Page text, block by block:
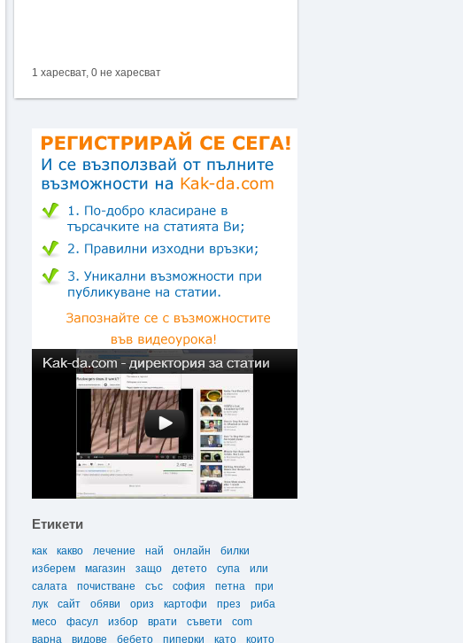
1 харесват, 0 не харесват
Етикети
как какво лечение най онлайн
билки
изберем
магазин защо детето супа
или
салата
почистване със софия петна
при
лук
сайт обяви ориз картофи през
риба
месо
фасул избор врати съвети
com
варна
видове бебето пиперки като
които